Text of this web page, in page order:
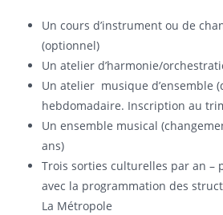
Un cours d’instrument ou de
(optionnel)
Un atelier d’harmonie/
Un atelier musique d’ensemble
hebdomadaire. Inscription au
Un ensemble musical
ans)
Trois sorties culturelles par an –
avec la programmation des
La Métropole